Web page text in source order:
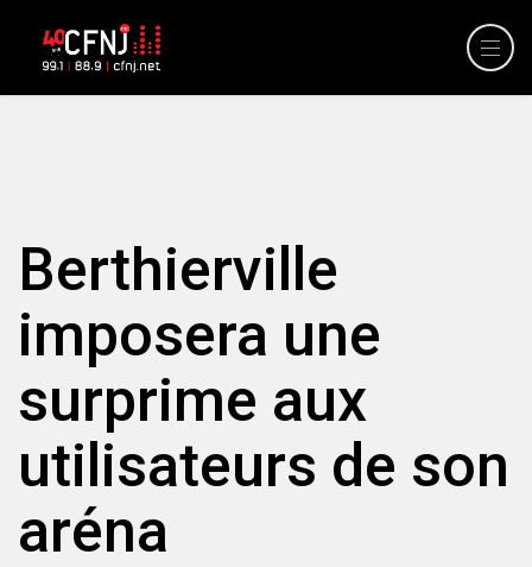
Berthierville
imposera une
surprime aux
utilisateurs de son
aréna